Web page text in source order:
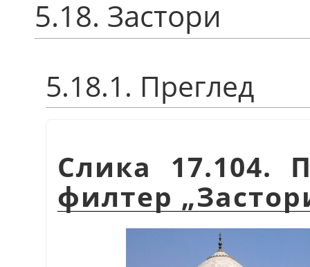
5.18. Застори
5.18.1. Преглед
Слика 17.104.
филтер